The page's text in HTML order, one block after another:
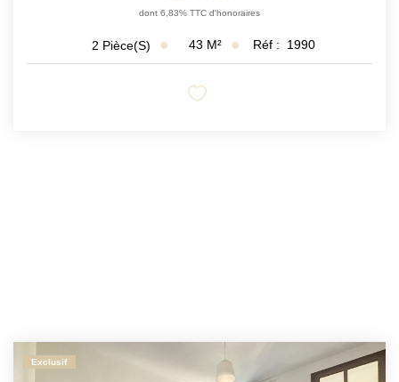
dont 6,83% TTC d'honoraires
2 Pièce(s) 43 M² Réf : 1990
Exclusif